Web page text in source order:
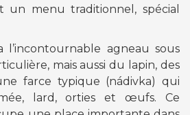
un menu traditionnel, spécial
l’incontournable agneau sous
mais aussi du lapin, des
farce typique (nádivka) qui
lard, orties et œufs. Ce